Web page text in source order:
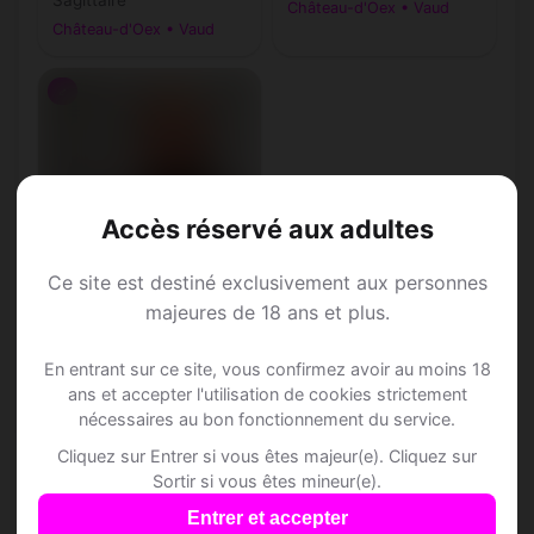
Accès réservé aux adultes
Ce site est destiné exclusivement aux personnes
majeures de 18 ans et plus.
En entrant sur ce site, vous confirmez avoir au moins 18
ans et accepter l'utilisation de cookies strictement
nécessaires au bon fonctionnement du service.
Cliquez sur Entrer si vous êtes majeur(e). Cliquez sur
Sortir si vous êtes mineur(e).
Entrer et accepter
Château-d'Oex • Vaud
Château-d'Oex • Vaud
spécialisé
Château-d'Oex • Vaud